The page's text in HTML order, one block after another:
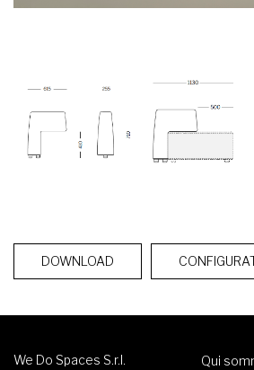
DOWNLOAD
We Do Spaces S.r.l.
Qui